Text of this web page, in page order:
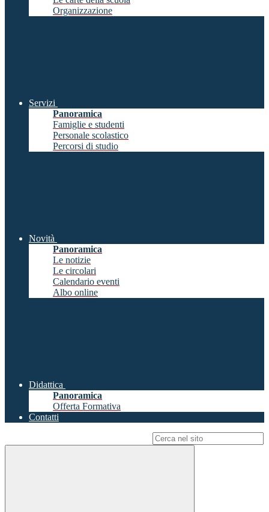
Organizzazione
Servizi
Panoramica
Famiglie e studenti
Personale scolastico
Percorsi di studio
Novità
Panoramica
Le notizie
Le circolari
Calendario eventi
Albo online
Didattica
Panoramica
Offerta Formativa
Contatti